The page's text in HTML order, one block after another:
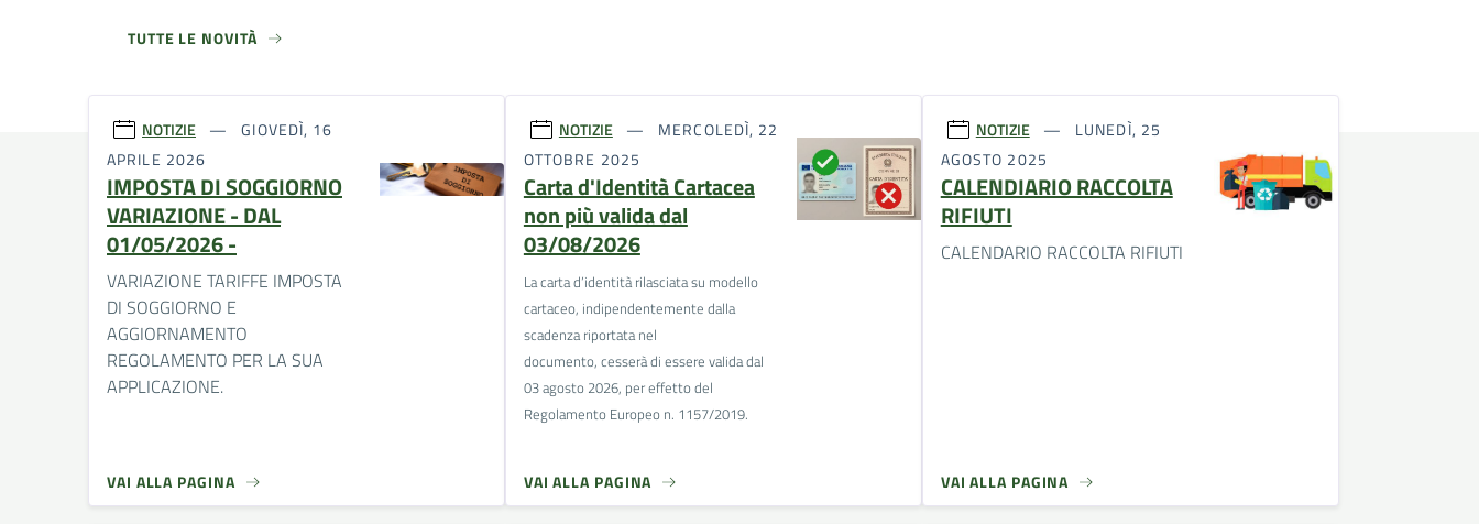
TUTTE LE NOVITÀ
NOTIZIE
GIOVEDÌ, 16
APRILE 2026
IMPOSTA DI SOGGIORNO
VARIAZIONE - DAL
01/05/2026 -
VARIAZIONE TARIFFE IMPOSTA
DI SOGGIORNO E
AGGIORNAMENTO
REGOLAMENTO PER LA SUA
APPLICAZIONE.
VAI ALLA PAGINA
NOTIZIE
MERCOLEDÌ, 22
OTTOBRE 2025
Carta d'Identità Cartacea
non più valida dal
03/08/2026
La carta d’identità rilasciata su modello
cartaceo, indipendentemente dalla
scadenza riportata nel
documento, cesserà di essere valida dal
03 agosto 2026, per effetto del
Regolamento Europeo n. 1157/2019.
VAI ALLA PAGINA
NOTIZIE
LUNEDÌ, 25
AGOSTO 2025
CALENDIARIO RACCOLTA
RIFIUTI
CALENDARIO RACCOLTA RIFIUTI
VAI ALLA PAGINA